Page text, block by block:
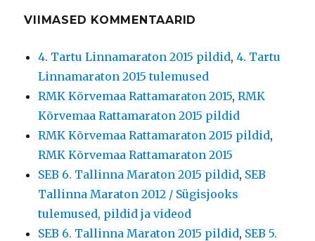
VIIMASED KOMMENTAARID
4. Tartu Linnamaraton 2015 pildid,4. Tartu
Linnamaraton 2015 tulemused
RMK Kõrvemaa Rattamaraton 2015,RMK
Kõrvemaa Rattamaraton 2015 pildid
RMK Kõrvemaa Rattamaraton 2015 pildid,
RMK Kõrvemaa Rattamaraton 2015
SEB 6. Tallinna Maraton 2015 pildid, SEB
Tallinna Maraton 2012 / Sügisjooks
tulemused, pildid ja videod
SEB 6. Tallinna Maraton 2015 pildid, SEB 5.